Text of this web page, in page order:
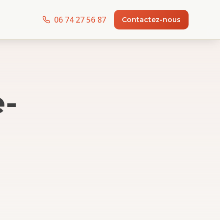
06 74 27 56 87 Contactez-nous